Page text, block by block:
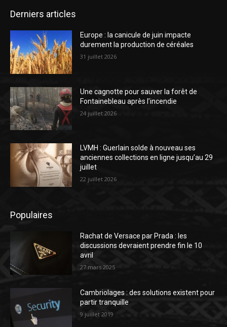
Derniers articles
Europe : la canicule de juin impacte
durement la production de céréales
31 juillet 2026
Une cagnotte pour sauver la forêt de
Fontainebleau après l’incendie
24 juillet 2026
LVMH : Guerlain solde à nouveau ses
anciennes collections en ligne jusqu’au 29
juillet
22 juillet 2026
Populaires
Rachat de Versace par Prada : les
discussions devraient prendre fin le 10
avril
27 mars 2025
Cambriolages : des solutions existent pour
partir tranquille
9 juillet 2019